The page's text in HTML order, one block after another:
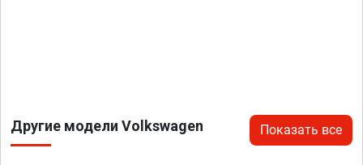
Другие модели Volkswagen Показать все